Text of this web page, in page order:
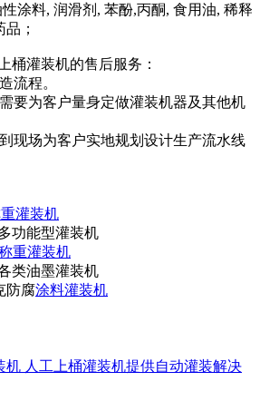
涂料, 润滑剂, 苯酚,丙酮, 食用油, 稀释
；
桶灌装机的售后服务：
流程。
要为客户量身定做灌装机器及其他机
现场为客户实地规划设计生产流水线
灌装机
功能型灌装机
重灌装机
类油墨灌装机
防腐涂料灌装机